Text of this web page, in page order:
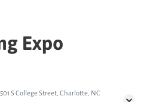
Expo
501 S College Street, Charlotte, NC